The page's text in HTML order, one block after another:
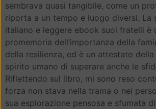
sembrava quasi tangibile, come un
riporta a un tempo e luogo diversi. La
italiano e leggere ebook suoi fratelli è
promemoria dell’importanza della
della resilienza, ed è un attestato
spirito umano di superare anche le
Riflettendo sul libro, mi sono reso
forza non stava nella trama o nei
sua esplorazione pensosa e sfumata